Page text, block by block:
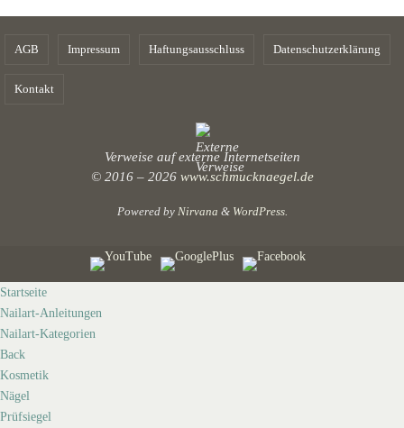
AGB Impressum Haftungsausschluss Datenschutzerklärung
Kontakt
Verweise auf externe Internetseiten
© 2016 – 2026 www.schmucknaegel.de
Powered by Nirvana & WordPress.
Startseite
Nailart-Anleitungen
Nailart-Kategorien
Back
Kosmetik
Nägel
Prüfsiegel